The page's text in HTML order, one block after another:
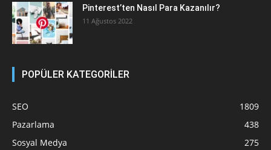
Pinterest’ten Nasıl Para Kazanılır?
11 Ağustos 2022
POPÜLER KATEGORİLER
SEO
1809
Pazarlama
438
Sosyal Medya
275